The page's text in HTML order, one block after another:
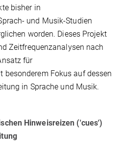
bisher in
und Musik-Studien
worden. Dieses Projekt
Zeitfrequenzanalysen nach
für
besonderem Fokus auf dessen
in Sprache und Musik.
Hinweisreizen ('cues')